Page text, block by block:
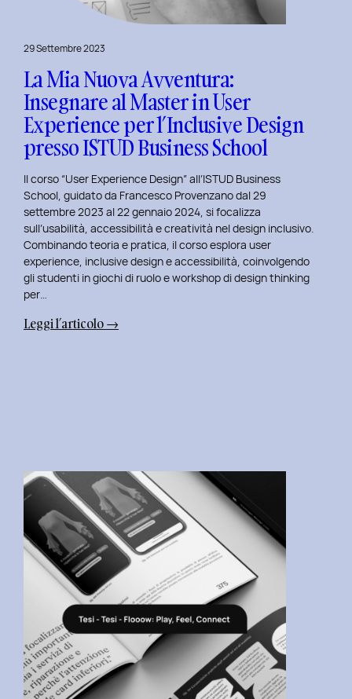
29 Settembre 2023
La Mia Nuova Avventura:
Insegnare al Master in User
Experience per l’Inclusive Design
presso ISTUD Business School
Il corso “User Experience Design” all’ISTUD Business
School, guidato da Francesco Provenzano dal 29
settembre 2023 al 22 gennaio 2024, si focalizza
sull’usabilità, accessibilità e creatività nel design inclusivo.
Combinando teoria e pratica, il corso esplora user
experience, inclusive design e accessibilità, coinvolgendo
gli studenti in giochi di ruolo e workshop di design thinking
per…
Leggi l’articolo →
in
User
Experience
per
l’Inclusive
Design
presso
ISTUD
Business
School